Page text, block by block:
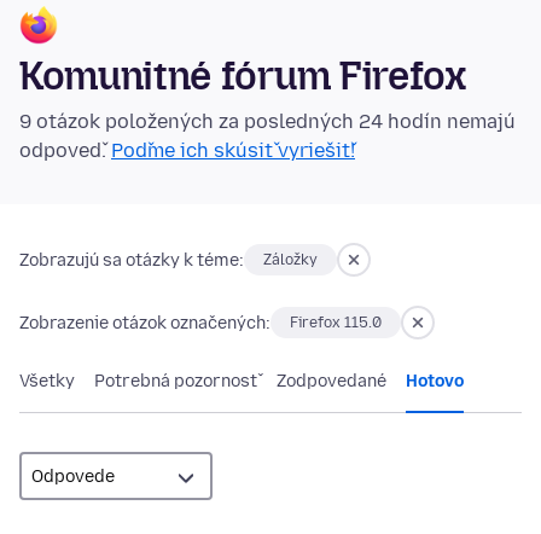
Komunitné fórum Firefox
9 otázok položených za posledných 24 hodín nemajú
odpoveď.Poďme ich skúsiť vyriešiť!
Zobrazujú sa otázky k téme: Záložky
Zobrazenie otázok označených: Firefox 115.0
Všetky Potrebná pozornosť Zodpovedané Hotovo